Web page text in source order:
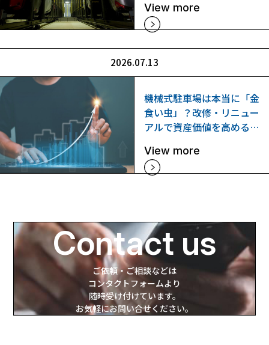
View more
2026.07.13
機械式駐車場は本当に「金
食い虫」？改修・リニュー
アルで資産価値を高める判
View more
Contact us
ご依頼・ご相談などは
コンタクトフォームより
随時受け付けています。
お気軽にお問い合せください。